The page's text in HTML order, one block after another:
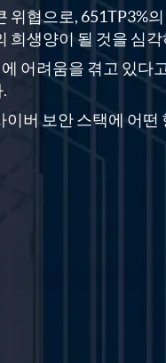
위협으로, 651TP3%
희생양이 될 것을 심
어려움을 겪고 있다
이버 보안 스택에 어